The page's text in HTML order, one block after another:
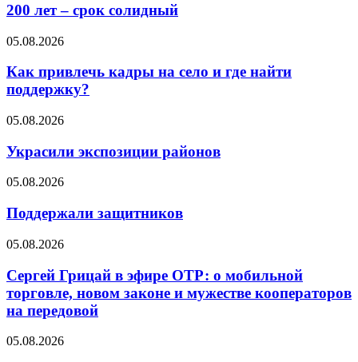
200 лет – срок солидный
05.08.2026
Как привлечь кадры на село и где найти
поддержку?
05.08.2026
Украсили экспозиции районов
05.08.2026
Поддержали защитников
05.08.2026
Сергей Грицай в эфире ОТР: о мобильной
торговле, новом законе и мужестве кооператоров
на передовой
05.08.2026